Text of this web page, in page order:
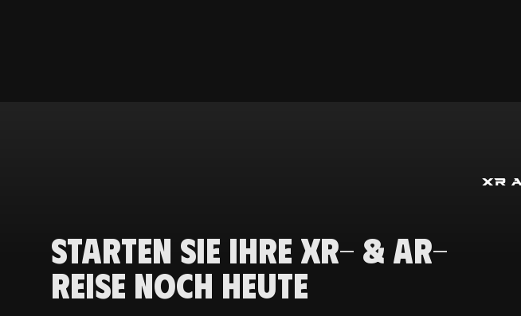
Starten Sie Ihre XR- & AR-
Reise noch heute